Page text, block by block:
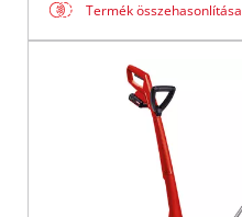
Termék összehasonlítása